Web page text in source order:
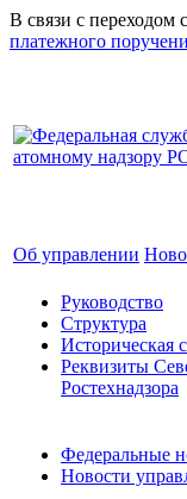
В связи с
платежного
Об управлении
Руководство
Структура
Историческая
Реквизиты
Ростехнадзора
Федеральные
Новости